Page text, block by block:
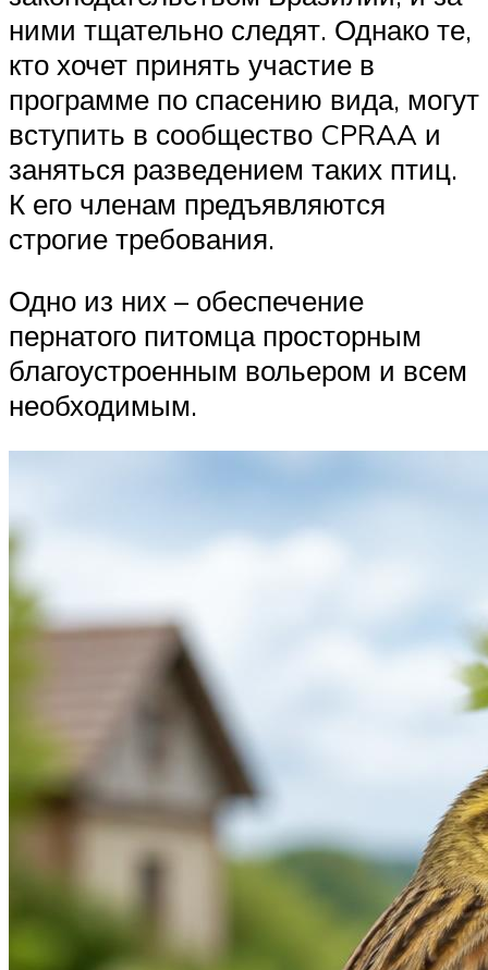
ними тщательно следят. Однако те,
кто хочет принять участие в
программе по спасению вида, могут
вступить в сообщество CPRAA и
заняться разведением таких птиц.
К его членам предъявляются
строгие требования.
Одно из них – обеспечение
пернатого питомца просторным
благоустроенным вольером и всем
необходимым.